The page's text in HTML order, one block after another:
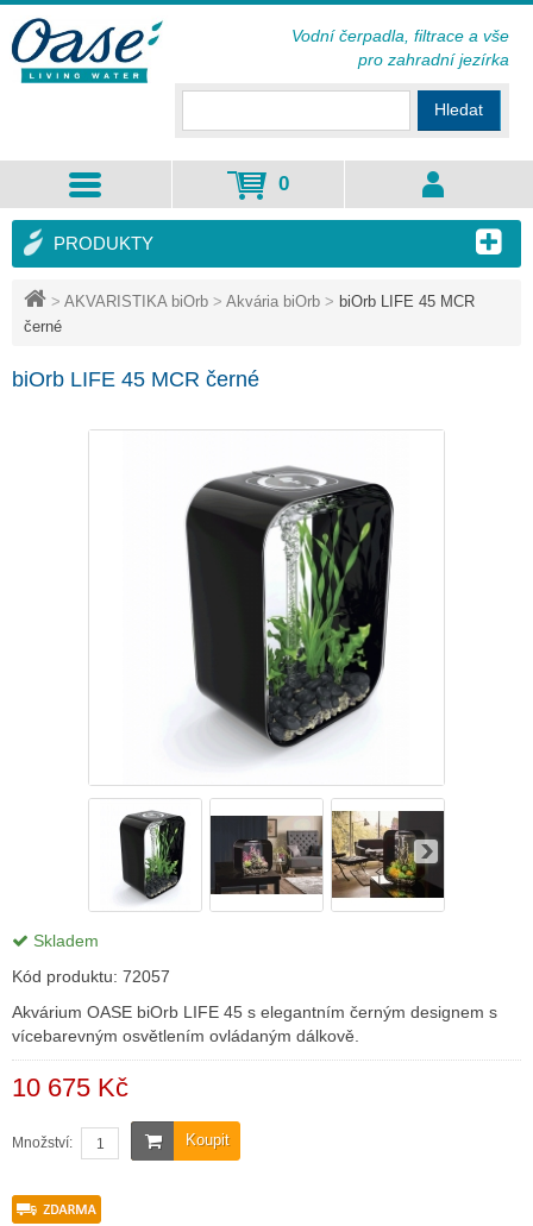
> AKVARISTIKA biOrb > Akvária biOrb > biOrb LIFE 45 MCR
černé
biOrb LIFE 45 MCR černé
Skladem
Kód produktu: 72057
Akvárium OASE biOrb LIFE 45 s elegantním černým designem s
vícebarevným osvětlením ovládaným dálkově.
10 675 Kč
Koupit
Množství:
PRODUKTY
Hledat
0
Vodní čerpadla, filtrace a vše
pro zahradní jezírka